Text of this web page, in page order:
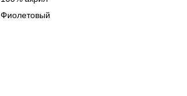
Фиолетовый